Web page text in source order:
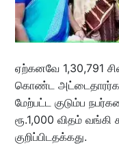
ஏற்கனவே 1,30,791
கொண்ட
மேற்பட்ட குடும்ப
ரூ.1,000 விதம்
குறிப்பிடதக்கது.